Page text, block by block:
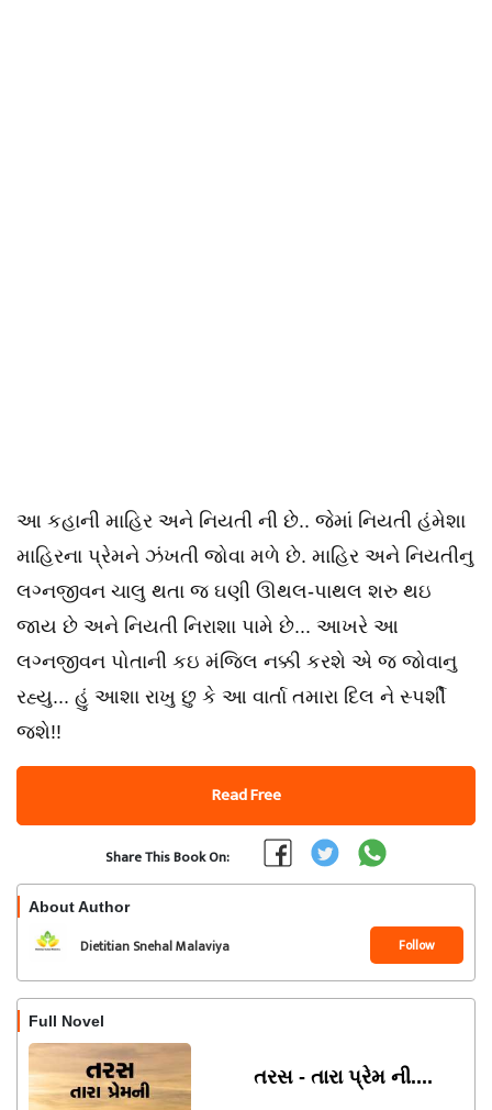
આ કહાની માહિર અને નિયતી ની છે.. જેમાં નિયતી હંમેશા
માહિરના પ્રેમને ઝંખતી જોવા મળે છે. માહિર અને નિયતીનુ
લગ્નજીવન ચાલુ થતા જ ઘણી ઊથલ-પાથલ શરુ થઇ
જાય છે અને નિયતી નિરાશા પામે છે... આખરે આ
લગ્નજીવન પોતાની કઇ મંજિલ નક્કી કરશે એ જ જોવાનુ
રહ્યુ... હું આશા રાખુ છુ કે આ વાર્તા તમારા દિલ ને સ્પર્શી
જશે!!
Read Free
Share This Book On:
About Author
Dietitian Snehal Malaviya Follow
Full Novel
તરસ - તારા પ્રેમ ની....